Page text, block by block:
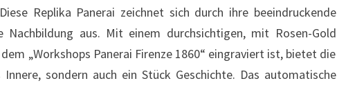
Replika Panerai zeichnet sich durch ihre beeindruckende
Nachbildung aus. Mit einem durchsichtigen, mit Rosen-Gold
„Workshops Panerai Firenze 1860“ eingraviert ist, bietet die
sondern auch ein Stück Geschichte. Das automatische